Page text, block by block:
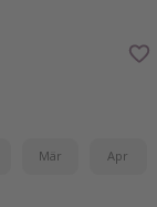
Mär Apr